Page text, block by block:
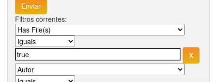
Filtros correntes: